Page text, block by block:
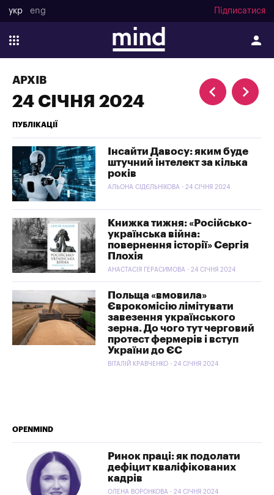
укр eng Підписатися
АРХІВ
24 СІЧНЯ 2024
ПУБЛІКАЦІЇ
Інсайти Давосу: яким буде
штучний інтелект за кілька
років
АЛЬОНА СІДЄЛЬНІКОВА - 24 СІЧНЯ 2024
Книжка тижня: «Російсько-
українська війна:
повернення історії» Сергія
Плохія
АНАСТАСІЯ ГЕРАСИМОВА - 24 СІЧНЯ 2024
Польща «вмовила»
Єврокомісію лімітувати
завезення українського
зерна. До чого тут черговий
протест фермерів і вступ
України до ЄС
ВІТАЛІЙ КРАВЧЕНКО - 24 СІЧНЯ 2024
OPENMIND
Ринок праці: як подолати
дефіцит кваліфікованих
кадрів
ОЛЕНА ВОРОНКОВА - 24 СІЧНЯ 2024